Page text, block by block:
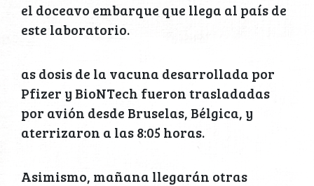
el doceavo embarque que llega al país de
este laboratorio.
as dosis de la vacuna desarrollada por
Pfizer y BioNTech fueron trasladadas
por avión desde Bruselas, Bélgica, y
aterrizaron a las 8:05 horas.
Asimismo, mañana llegarán otras